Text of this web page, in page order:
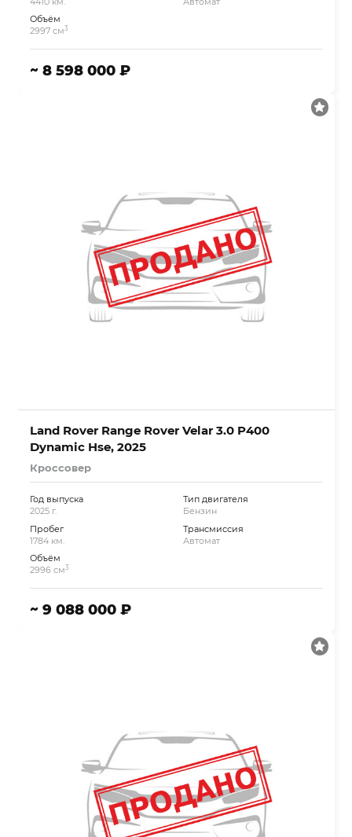
Объём
2997 см3
~ 8 598 000 ₽
Land Rover Range Rover Velar 3.0 P400
Dynamic Hse, 2025
Кроссовер
Год выпуска
2025 г.
Пробег
1784 км.
Объём
2996 см3
Тип двигателя
Бензин
Трансмиссия
Автомат
~ 9 088 000 ₽